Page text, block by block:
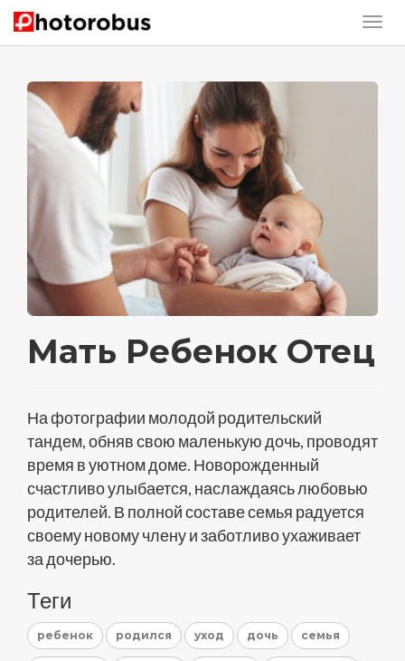
Мать Ребенок Отец
На фотографии молодой родительский
тандем, обняв свою маленькую дочь, проводят
время в уютном доме. Новорожденный
счастливо улыбается, наслаждаясь любовью
родителей. В полной составе семья радуется
своему новому члену и заботливо ухаживает
за дочерью.
Теги
ребенок родился уход дочь семья